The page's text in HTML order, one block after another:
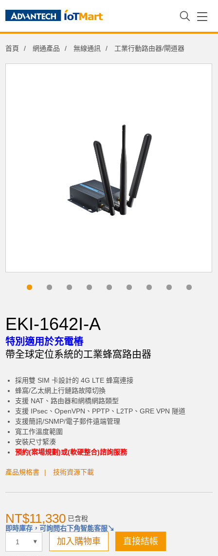
首頁 網通產品 無線通訊 工業行動路由器/閘道器
EKI-1642I-A
特別適用於充電樁
帶全球定位系統的工業蜂窩路由器
採用雙 SIM 卡設計的 4G LTE 蜂窩連接
蜂窩/乙太網上行鏈路故障切換
支援 NAT、路由器和網橋網路類型
支援 IPsec、OpenVPN、PPTP、L2TP、GRE VPN 隧道
支援簡訊/SNMP/電子郵件遠端管理
寬工作溫度範圍
安裝尺寸緊湊
預約(案場規劃)或(軟硬整合)諮詢服務
產品規格書 技術資源下載
NT$11,330 已含稅
即時庫存，可詢問右下角智能客服↘
加入購物車 直接結帳
加入購物車
產品已加入購物車
> 前往結帳